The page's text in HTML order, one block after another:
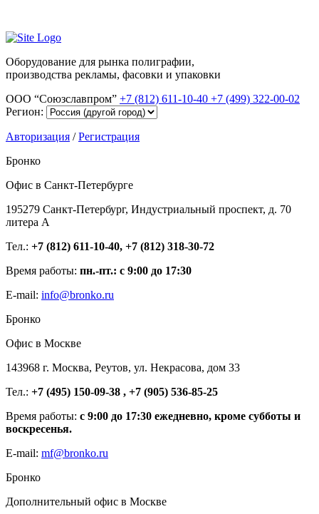
Оборудование для рынка полиграфии,
производства рекламы, фасовки и упаковки
ООО “Союзславпром” +7 (812) 611-10-40 +7 (499) 322-00-02
Регион:
Авторизация /Регистрация
Бронко
Офис в Санкт-Петербурге
195279 Санкт-Петербург, Индустриальный проспект, д. 70
литера А
Тел.: +7 (812) 611-10-40, +7 (812) 318-30-72
Время работы: пн.-пт.: с 9:00 до 17:30
E-mail: info@bronko.ru
Бронко
Офис в Москве
143968 г. Москва, Реутов, ул. Некрасова, дом 33
Тел.: +7 (495) 150-09-38 , +7 (905) 536-85-25
Время работы: с 9:00 до 17:30 ежедневно, кроме субботы и
воскресенья.
E-mail: mf@bronko.ru
Бронко
Дополнительный офис в Москве